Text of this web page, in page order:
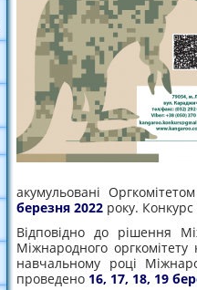
акумульовані
березня 2022 року.
Відповідно до рішення
Міжнародного
навчальному році
проведено 16, 17, 18, 19